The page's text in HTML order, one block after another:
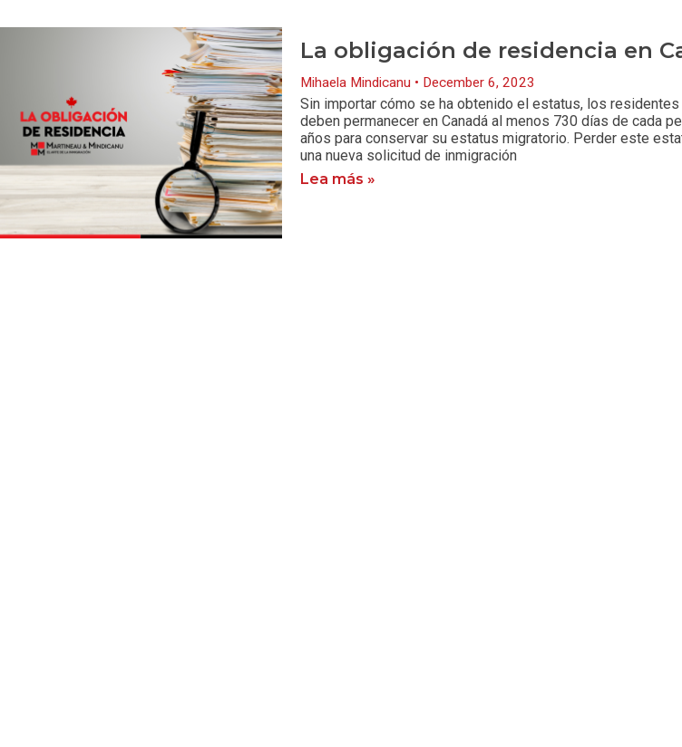
La obligación de residencia en
Mihaela Mindicanu December 6, 2023
Sin importar cómo se ha obtenido el estatus, los
deben permanecer en Canadá al menos 730 días de cada
años para conservar su estatus migratorio. Perder este
una nueva solicitud de inmigración
Lea más »